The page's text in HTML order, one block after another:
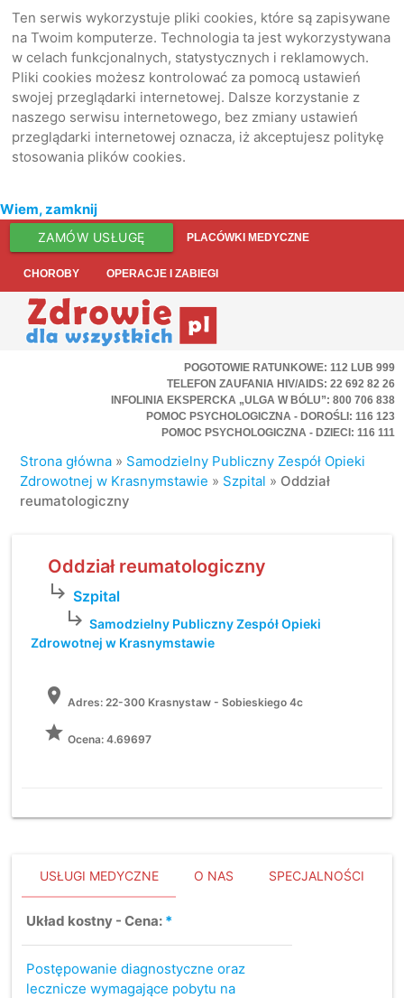
Ten serwis wykorzystuje pliki cookies, które są zapisywane
na Twoim komputerze. Technologia ta jest wykorzystywana
w celach funkcjonalnych, statystycznych i reklamowych.
Pliki cookies możesz kontrolować za pomocą ustawień
swojej przeglądarki internetowej. Dalsze korzystanie z
naszego serwisu internetowego, bez zmiany ustawień
przeglądarki internetowej oznacza, iż akceptujesz politykę
stosowania plików cookies.
Wiem, zamknij
ZAMÓW USŁUGĘ PLACÓWKI MEDYCZNE
CHOROBY OPERACJE I ZABIEGI
POGOTOWIE RATUNKOWE: 112 LUB 999
TELEFON ZAUFANIA HIV/AIDS: 22 692 82 26
INFOLINIA EKSPERCKA „ULGA W BÓLU”: 800 706 838
POMOC PSYCHOLOGICZNA - DOROŚLI: 116 123
POMOC PSYCHOLOGICZNA - DZIECI: 116 111
Strona główna » Samodzielny Publiczny Zespół Opieki
Zdrowotnej w Krasnymstawie » Szpital » Oddział
reumatologiczny
Oddział reumatologiczny
subdirectory_arrow_right Szpital
subdirectory_arrow_right Samodzielny Publiczny Zespół Opieki
Zdrowotnej w Krasnymstawie
location_on Adres:22-300 Krasnystaw - Sobieskiego 4c
grade Ocena: 4.69697
USŁUGI MEDYCZNE O NAS SPECJALNOŚCI
Układ kostny - Cena: *
Postępowanie diagnostyczne oraz
lecznicze wymagające pobytu na